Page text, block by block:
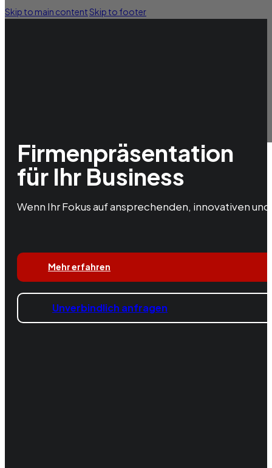
Skip to main contentSkip to footer
Firmen­präsentation
für Ihr Business
Wenn Ihr Fokus auf ansprechenden, inno­vativen
Mehr erfahren
Unverbindlich anfragen